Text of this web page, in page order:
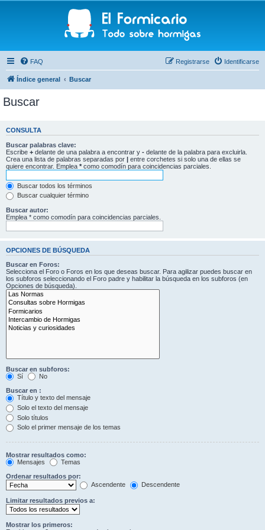
FAQ Identificarse
Registrarse
Índice general Buscar
Buscar
CONSULTA
Buscar palabras clave:
Escribe + delante de una palabra a encontrar y - delante de la palabra para excluirla.
Crea una lista de palabras separadas por | entre corchetes si solo una de ellas se
quiere encontrar. Emplea * como comodín para coincidencias parciales.
Buscar todos los términos
Buscar cualquier término
Buscar autor:
Emplea * como comodín para coincidencias parciales.
OPCIONES DE BÚSQUEDA
Buscar en Foros:
Selecciona el Foro o Foros en los que deseas buscar. Para agilizar puedes buscar en
los subforos seleccionando el Foro padre y habilitar la búsqueda en los subforos (en
Opciones de búsqueda).
Buscar en subforos:
Sí
No
Buscar en :
Título y texto del mensaje
Solo el texto del mensaje
Solo títulos
Solo el primer mensaje de los temas
Mostrar resultados como:
Mensajes
Temas
Ordenar resultados por:
Ascendente
Descendente
Limitar resultados previos a:
Mostrar los primeros: